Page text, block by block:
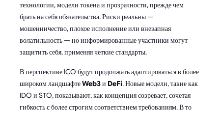
технологии, модели токена и прозрачности, прежде чем
брать на себя обязательства. Риски реальны —
мошенничество, плохое исполнение или внезапная
волатильность — но информированные участники могут
защитить себя, применяя четкие стандарты.
В перспективе ICO будут продолжать адаптироваться в более
широком ландшафтеWeb3и DeFi. Новые модели, такие как
IDO и STO, показывают, как концепция созревает, сочетая
гибкость с более строгим соответствием требованиям. В то